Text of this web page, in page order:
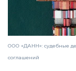
ООО «ДАНН»: судебные
соглашений